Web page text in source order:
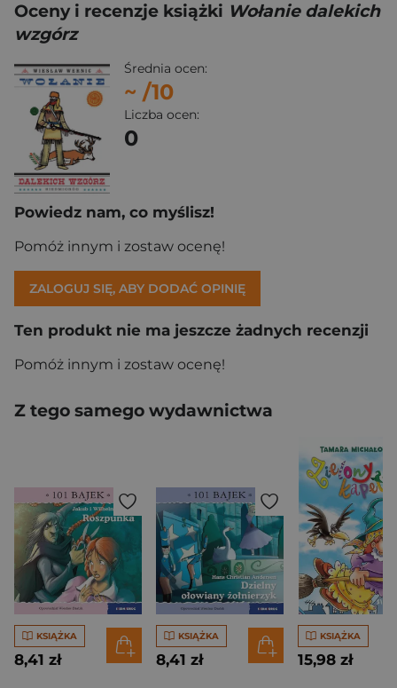
Oceny i recenzje książki Wołanie dalekich
wzgórz
Średnia ocen:
~ /10
Liczba ocen:
0
Powiedz nam, co myślisz!
Pomóż innym i zostaw ocenę!
ZALOGUJ SIĘ, ABY DODAĆ OPINIĘ
Ten produkt nie ma jeszcze żadnych recenzji
Pomóż innym i zostaw ocenę!
Z tego samego wydawnictwa
KSIĄŻKA
8,41 zł
KSIĄŻKA
8,41 zł
KSIĄŻKA
15,98 zł